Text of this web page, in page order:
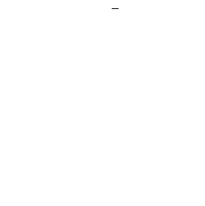
−